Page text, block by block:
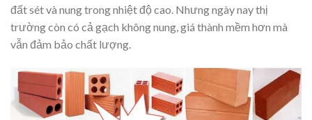
đất sét và nung trong nhiệt độ cao. Nhưng ngày nay thị
trường còn có cả gạch không nung, giá thành mềm hơn mà
vẫn đảm bảo chất lượng.